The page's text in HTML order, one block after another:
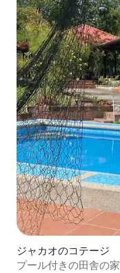
ジャカオのコテージ
プール付きの田舎の家